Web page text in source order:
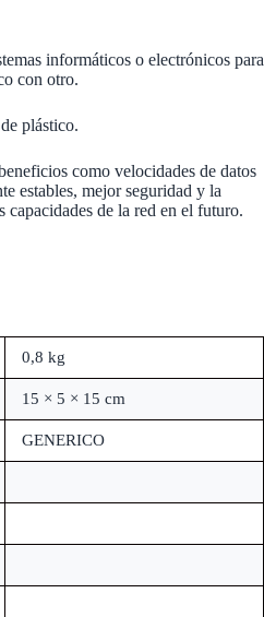
informáticos o electrónicos para
con otro.
plástico.
como velocidades de datos
estables, mejor seguridad y la
de la red en el futuro.
0,8 kg
15 × 5 × 15 cm
GENERICO